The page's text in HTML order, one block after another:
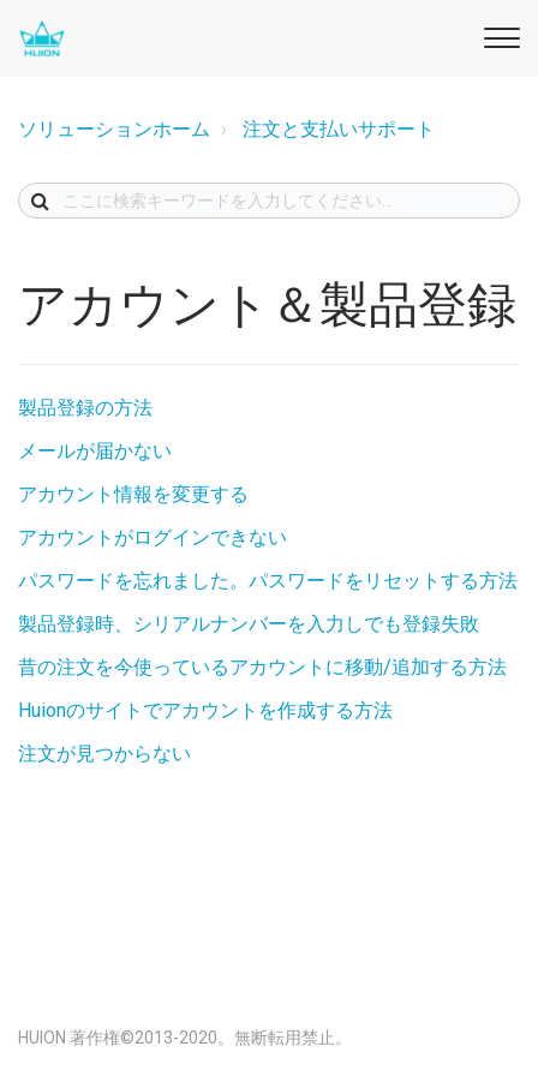
ソリューションホーム 注文と支払いサポート
アカウント＆製品登録
製品登録の方法
メールが届かない
アカウント情報を変更する
アカウントがログインできない
パスワードを忘れました。パスワードをリセットする方法
製品登録時、シリアルナンバーを入力しでも登録失敗
昔の注文を今使っているアカウントに移動/追加する方法
Huionのサイトでアカウントを作成する方法
注文が見つからない
HUION 著作権©2013-2020。無断転用禁止。